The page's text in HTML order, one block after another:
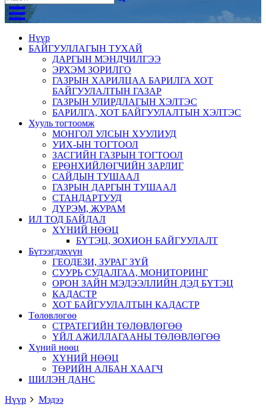
Нүүр
БАЙГУУЛЛАГЫН ТУХАЙ
ДАРГЫН МЭНДЧИЛГЭЭ
ЭРХЭМ ЗОРИЛГО
ГАЗРЫН ХАРИЛЦАА БАРИЛГА ХОТ
БАЙГУУЛАЛТЫН ГАЗАР
ГАЗРЫН УЛИРДЛАГЫН ХЭЛТЭС
БАРИЛГА, ХОТ БАЙГУУЛАЛТЫН ХЭЛТЭС
Хууль тогтоомж
МОНГОЛ УЛСЫН ХУУЛИУД
УИХ-ЫН ТОГТООЛ
ЗАСГИЙН ГАЗРЫН ТОГТООЛ
ЕРӨНХИЙЛӨГЧИЙН ЗАРЛИГ
САЙДЫН ТУШААЛ
ГАЗРЫН ДАРГЫН ТУШААЛ
СТАНДАРТУУД
ДҮРЭМ, ЖУРАМ
ИЛ ТОД БАЙДАЛ
ХҮНИЙ НӨӨЦ
БҮТЭЦ, ЗОХИОН БАЙГУУЛАЛТ
Бүтээгдэхүүн
ГЕОДЕЗИ, ЗУРАГ ЗҮЙ
СУУРЬ СУДАЛГАА, МОНИТОРИНГ
ОРОН ЗАЙН МЭДЭЭЛЛИЙН ДЭД БҮТЭЦ
КАДАСТР
ХОТ БАЙГУУЛАЛТЫН КАДАСТР
Төлөвлөгөө
СТРАТЕГИЙН ТӨЛӨВЛӨГӨӨ
ҮЙЛ АЖИЛЛАГААНЫ ТӨЛӨВЛӨГӨӨ
Хүний нөөц
ХҮНИЙ НӨӨЦ
ТӨРИЙН АЛБАН ХААГЧ
ШИЛЭН ДАНС
Нүүр
Мэдээ